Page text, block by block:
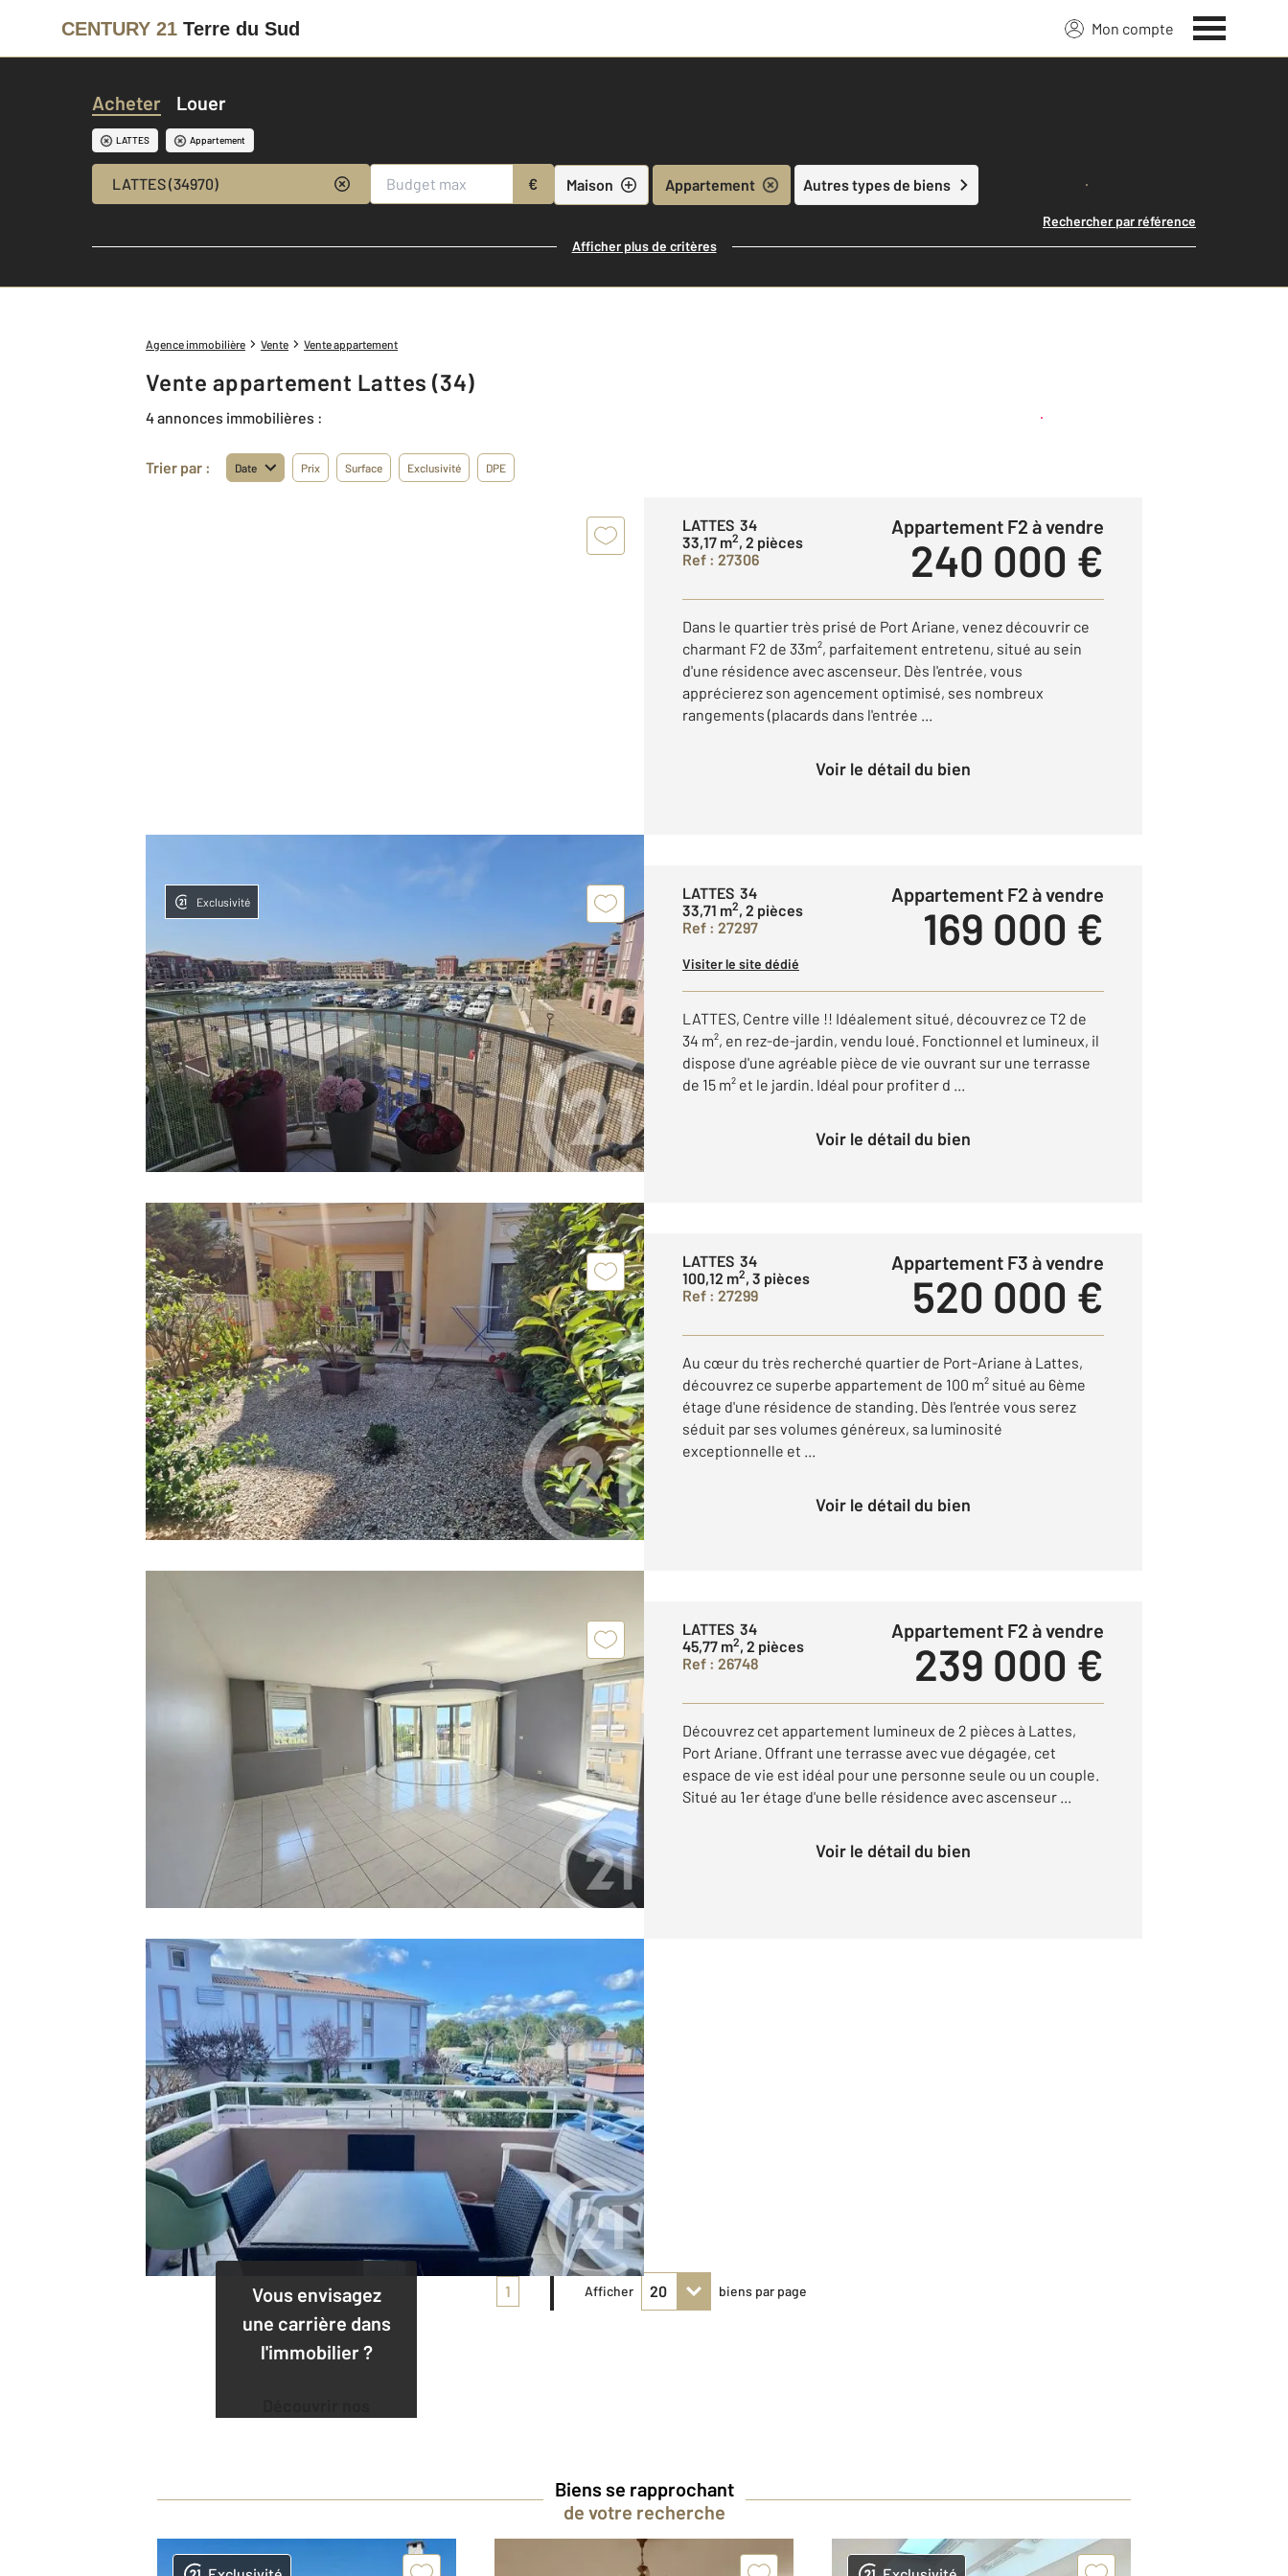
CENTURY 21 Terre du Sud Mon compte
Acheter Louer
LATTES Appartement
LATTES (34970) € Maison Appartement Autres types de biens Lancer ma recherche
Rechercher par référence
Afficher plus de critères
Agence immobilière Vente Vente appartement
Vente appartement Lattes (34)
4 annonces immobilières : Créer une alerte
Trier par : Date Prix Surface Exclusivité DPE
LATTES 34
33,17 m2, 2 pièces
Ref : 27306
Appartement F2 à vendre
240 000 €
Dans le quartier très prisé de Port Ariane, venez découvrir ce
charmant F2 de 33m², parfaitement entretenu, situé au sein
d'une résidence avec ascenseur. Dès l'entrée, vous
apprécierez son agencement optimisé, ses nombreux
rangements (placards dans l'entrée ...
Voir le détail du bien
Exclusivité
LATTES 34
33,71 m2, 2 pièces
Ref : 27297
Appartement F2 à vendre
169 000 €
Visiter le site dédié
LATTES, Centre ville !! Idéalement situé, découvrez ce T2 de
34 m², en rez-de-jardin, vendu loué. Fonctionnel et lumineux, il
dispose d'une agréable pièce de vie ouvrant sur une terrasse
de 15 m² et le jardin. Idéal pour profiter d ...
Voir le détail du bien
LATTES 34
100,12 m2, 3 pièces
Ref : 27299
Appartement F3 à vendre
520 000 €
Au cœur du très recherché quartier de Port-Ariane à Lattes,
découvrez ce superbe appartement de 100 m² situé au 6ème
étage d'une résidence de standing. Dès l'entrée vous serez
séduit par ses volumes généreux, sa luminosité
exceptionnelle et ...
Voir le détail du bien
LATTES 34
45,77 m2, 2 pièces
Ref : 26748
Appartement F2 à vendre
239 000 €
Découvrez cet appartement lumineux de 2 pièces à Lattes,
Port Ariane. Offrant une terrasse avec vue dégagée, cet
espace de vie est idéal pour une personne seule ou un couple.
Situé au 1er étage d'une belle résidence avec ascenseur ...
Voir le détail du bien
Vous envisagez
une carrière dans
l'immobilier ?
1 Afficher biens par page
Biens se rapprochant
de votre recherche